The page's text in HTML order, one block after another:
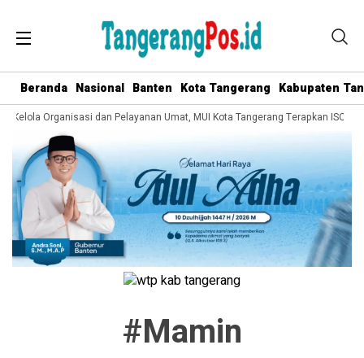
Beranda Nasional Banten Kota Tangerang Kabupaten
Kelola Organisasi dan Pelayanan Umat, MUI Kota Tangerang Terapkan ISO
#mamin